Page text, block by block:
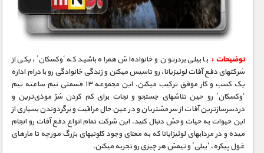
توضیحات : با بیلی بردرتون و خانواده‌اش همراه باشید که ‘وکسکان’، یکی از
شرکتهای دفع آفات لوئیزیانا، رو تاسیس میکنن و زندگی خانوادگی رو با درام اداره
یک کسب و کار موفق ترکیب میکنن. این مجموعه ۱۳ قسمتی نیم ساعته تیم
‘وکسکان’ رو حین تلاشهای جستجو و نجات برای کم کردن شرّ موذی‌ترین و
دردسرسازترین آفات از سر مشتریان و در عین حال مراقبت و برگردوندن بسیاری از
این حیوات به حیات وحش دنبال کنید. این شرکت تمام انواع دفع آفات رو انجام
میده و در مردابهای لوئیزایانا که به معنای وجود کلونیهای بزرگ مورچه تا مارهای
غول پیکره، ‘بیلی’ و تیمش هر چیزی رو تجربه میکنن.